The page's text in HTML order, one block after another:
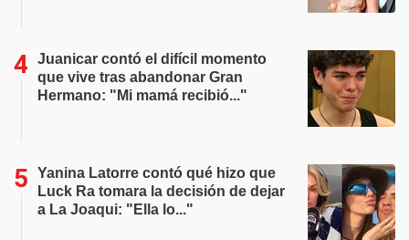
Juanicar contó el difícil momento
que vive tras abandonar Gran
Hermano: "Mi mamá recibió..."
Yanina Latorre contó qué hizo que
Luck Ra tomara la decisión de dejar
a La Joaqui: "Ella lo..."